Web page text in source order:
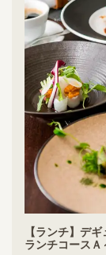
【ランチ】デ
ランチコースＡ
【フランセ
ました★
神奈川県川崎市
https://